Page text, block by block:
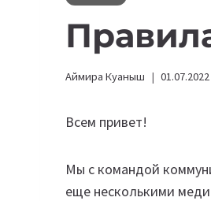
Аймира Куаныш 01.07.2022
Всем привет!
Мы с командой
еще несколькими